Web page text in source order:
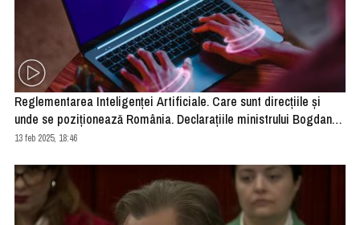
Reglementarea Inteligenței Artificiale. Care sunt direcțiile și
unde se poziționează România. Declarațiile ministrului Bogdan
Ivan la Conferința „Quo Vadis 2025!”
13 feb 2025, 18:46